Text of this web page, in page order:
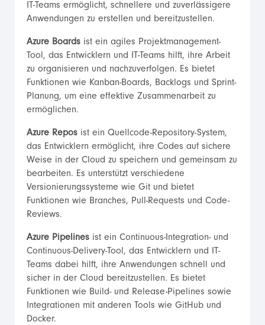
IT-Teams ermöglicht, schnellere und zuverlässigere
Anwendungen zu erstellen und bereitzustellen.
Azure Boards ist ein agiles Projektmanagement-
Tool, das Entwicklern und IT-Teams hilft, ihre Arbeit
zu organisieren und nachzuverfolgen. Es bietet
Funktionen wie Kanban-Boards, Backlogs und Sprint-
Planung, um eine effektive Zusammenarbeit zu
ermöglichen.
Azure Repos ist ein Quellcode-Repository-System,
das Entwicklern ermöglicht, ihre Codes auf sichere
Weise in der Cloud zu speichern und gemeinsam zu
bearbeiten. Es unterstützt verschiedene
Versionierungssysteme wie Git und bietet
Funktionen wie Branches, Pull-Requests und Code-
Reviews.
Azure Pipelines ist ein Continuous-Integration- und
Continuous-Delivery-Tool, das Entwicklern und IT-
Teams dabei hilft, ihre Anwendungen schnell und
sicher in der Cloud bereitzustellen. Es bietet
Funktionen wie Build- und Release-Pipelines sowie
Integrationen mit anderen Tools wie GitHub und
Docker.